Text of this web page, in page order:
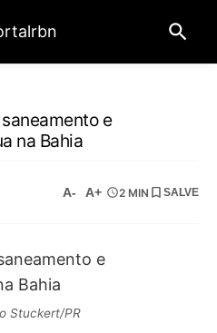
e
na Bahia
A- A+ 2 MIN SALVE
Stuckert/PR